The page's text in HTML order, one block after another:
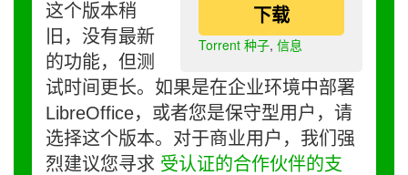
下载
Torrent 种子, 信息
这个版本稍
旧，没有最新
的功能，但测
试时间更长。如果是在企业环境中部署
LibreOffice，或者您是保守型用户，请
选择这个版本。对于商业用户，我们强
烈建议您寻求 受认证的合作伙伴的支